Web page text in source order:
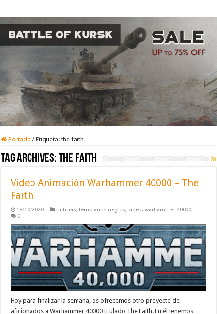
Portada / Etiqueta:the faith
Tag Archives:the faith
Vídeo Animación Warhammer 40000 – The
Faith
18/10/2020 noticias,templarios negros,video,warhammer 40000
0
Hoy para finalizar la semana, os ofrecemos otro proyecto de
aficionados a Warhammer 40000 titulado The Faith. En él tenemos